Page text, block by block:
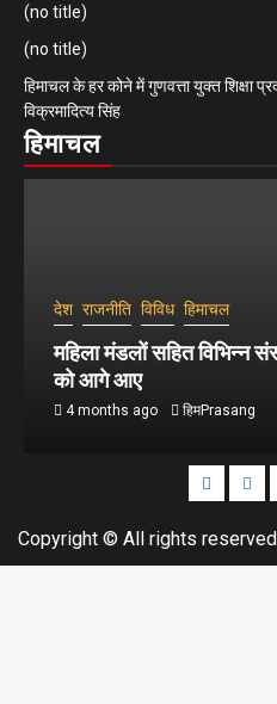
(no title)
(no title)
हिमाचल के हर कोने में गुणवत्ता युक्त शिक्षा
विक्रमादित्य सिंह
हिमाचल
देश राजनीति विविध हिमाचल
महिला मंडलों सहित विभिन्न
को आगे आए
4 months ago हिमPrasang
Copyright © All rights